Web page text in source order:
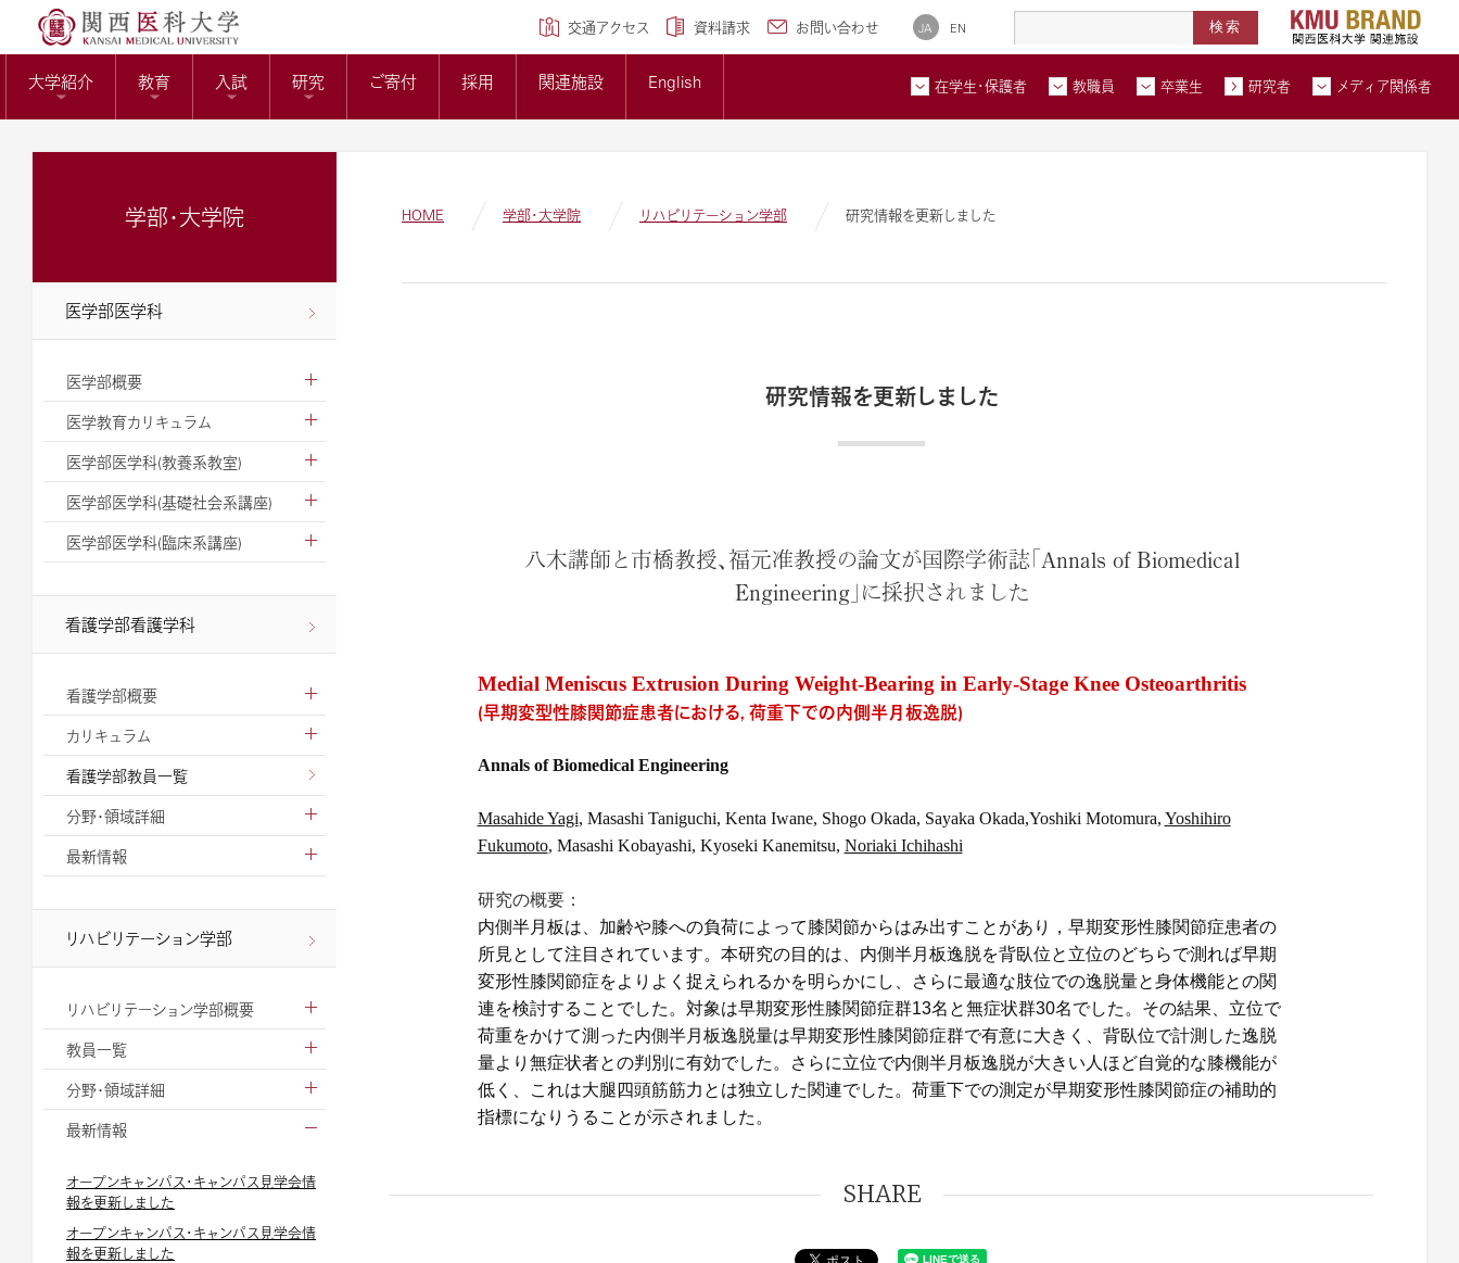
交通アクセス 資料請求 お問い合わせ JA EN
大学紹介 教育 入試 研究 ご寄付 採用 関連施設 English 在学生・保護者 教職員 卒業生 研究者 メディア関係者
役員報酬の支給基準について
ガバナンスコード
広報誌
大学概要
北河内メディカルネットワーク
教育センター
KMUバイオバンクセンター 高度医療人材養成拠点形成事業
在学生・保護者トップページへ
教職員トップページへ
卒業生トップページへ
学部・大学院
医学部医学科
医学部概要
医学教育カリキュラム
医学部医学科(教養系教室)
医学部医学科(基礎社会系講座)
医学部医学科(臨床系講座)
看護学部看護学科
看護学部概要
カリキュラム
看護学部教員一覧
分野・領域詳細
最新情報
リハビリテーション学部
リハビリテーション学部概要
教員一覧
分野・領域詳細
最新情報
オープンキャンパス・キャンパス見学会情
報を更新しました
オープンキャンパス・キャンパス見学会情
報を更新しました
HOME 学部・大学院 リハビリテーション学部 研究情報を更新しました
研究情報を更新しました
八木講師と市橋教授、福元准教授の論文が国際学術誌「Annals of Biomedical
Engineering」に採択されました
Medial Meniscus Extrusion During Weight-Bearing in Early-Stage Knee Osteoarthritis
(早期変型性膝関節症患者における，荷重下での内側半月板逸脱)
Annals of Biomedical Engineering
Masahide Yagi, Masashi Taniguchi, Kenta Iwane, Shogo Okada, Sayaka Okada,Yoshiki Motomura, Yoshihiro
Fukumoto, Masashi Kobayashi, Kyoseki Kanemitsu, Noriaki Ichihashi
研究の概要：
内側半月板は、加齢や膝への負荷によって膝関節からはみ出すことがあり，早期変形性膝関節症患者の
所見として注目されています。本研究の目的は、内側半月板逸脱を背臥位と立位のどちらで測れば早期
変形性膝関節症をよりよく捉えられるかを明らかにし、さらに最適な肢位での逸脱量と身体機能との関
連を検討することでした。対象は早期変形性膝関節症群13名と無症状群30名でした。その結果、立位で
荷重をかけて測った内側半月板逸脱量は早期変形性膝関節症群で有意に大きく、背臥位で計測した逸脱
量より無症状者との判別に有効でした。さらに立位で内側半月板逸脱が大きい人ほど自覚的な膝機能が
低く、これは大腿四頭筋筋力とは独立した関連でした。荷重下での測定が早期変形性膝関節症の補助的
指標になりうることが示されました。
SHARE